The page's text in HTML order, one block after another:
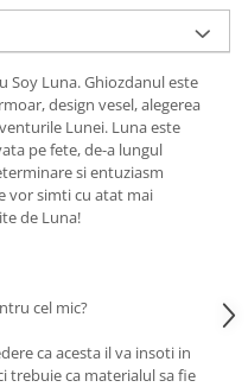
Soy Luna. Ghiozdanul este
design vesel, alegerea
Lunei. Luna este
pe fete, de-a lungul
si entuziasm
vor simti cu atat mai
de Luna!
cel mic?
ca acesta il va insoti in
trebuie ca materialul sa fie